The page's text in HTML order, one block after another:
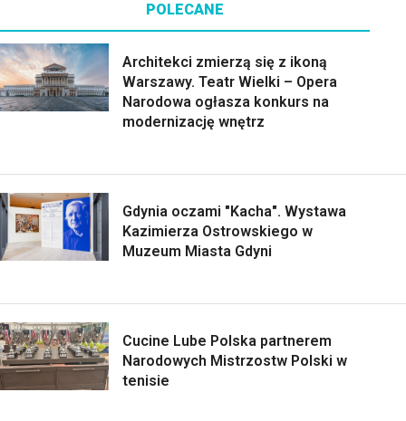
POLECANE
Architekci zmierzą się z ikoną
Warszawy. Teatr Wielki – Opera
Narodowa ogłasza konkurs na
modernizację wnętrz
Gdynia oczami "Kacha". Wystawa
Kazimierza Ostrowskiego w
Muzeum Miasta Gdyni
Cucine Lube Polska partnerem
Narodowych Mistrzostw Polski w
tenisie